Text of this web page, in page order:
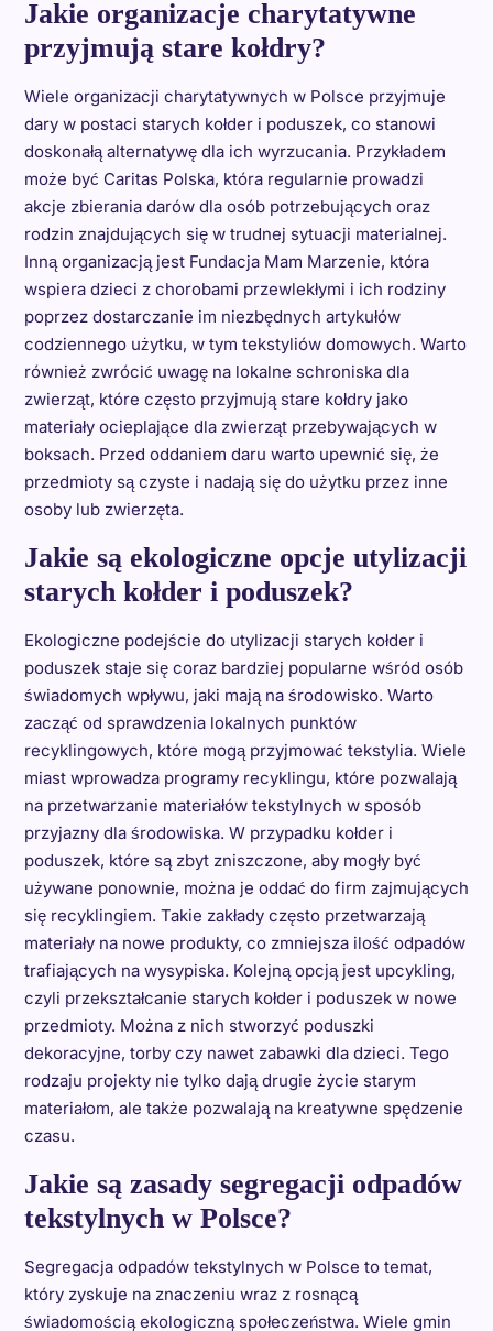
Jakie organizacje charytatywne
przyjmują stare kołdry?
Wiele organizacji charytatywnych w Polsce przyjmuje
dary w postaci starych kołder i poduszek, co stanowi
doskonałą alternatywę dla ich wyrzucania. Przykładem
może być Caritas Polska, która regularnie prowadzi
akcje zbierania darów dla osób potrzebujących oraz
rodzin znajdujących się w trudnej sytuacji materialnej.
Inną organizacją jest Fundacja Mam Marzenie, która
wspiera dzieci z chorobami przewlekłymi i ich rodziny
poprzez dostarczanie im niezbędnych artykułów
codziennego użytku, w tym tekstyliów domowych. Warto
również zwrócić uwagę na lokalne schroniska dla
zwierząt, które często przyjmują stare kołdry jako
materiały ocieplające dla zwierząt przebywających w
boksach. Przed oddaniem daru warto upewnić się, że
przedmioty są czyste i nadają się do użytku przez inne
osoby lub zwierzęta.
Jakie są ekologiczne opcje utylizacji
starych kołder i poduszek?
Ekologiczne podejście do utylizacji starych kołder i
poduszek staje się coraz bardziej popularne wśród osób
świadomych wpływu, jaki mają na środowisko. Warto
zacząć od sprawdzenia lokalnych punktów
recyklingowych, które mogą przyjmować tekstylia. Wiele
miast wprowadza programy recyklingu, które pozwalają
na przetwarzanie materiałów tekstylnych w sposób
przyjazny dla środowiska. W przypadku kołder i
poduszek, które są zbyt zniszczone, aby mogły być
używane ponownie, można je oddać do firm zajmujących
się recyklingiem. Takie zakłady często przetwarzają
materiały na nowe produkty, co zmniejsza ilość odpadów
trafiających na wysypiska. Kolejną opcją jest upcykling,
czyli przekształcanie starych kołder i poduszek w nowe
przedmioty. Można z nich stworzyć poduszki
dekoracyjne, torby czy nawet zabawki dla dzieci. Tego
rodzaju projekty nie tylko dają drugie życie starym
materiałom, ale także pozwalają na kreatywne spędzenie
czasu.
Jakie są zasady segregacji odpadów
tekstylnych w Polsce?
Segregacja odpadów tekstylnych w Polsce to temat,
który zyskuje na znaczeniu wraz z rosnącą
świadomością ekologiczną społeczeństwa. Wiele gmin